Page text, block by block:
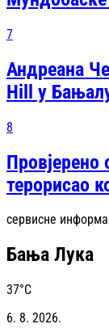
7
Андреана
Hill у
8
терорисао
сервисне
Бања Лука
37°C
6. 8. 2026.